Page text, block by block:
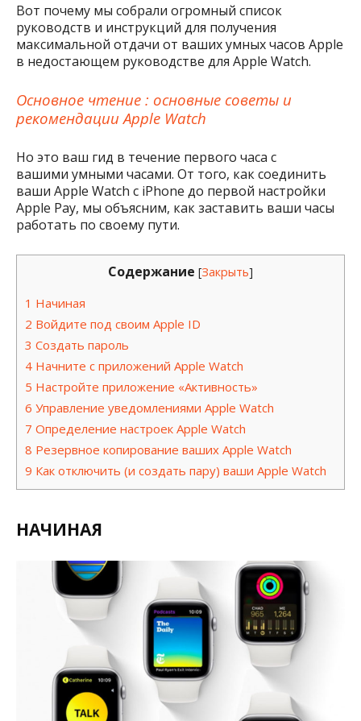
Вот почему мы собрали огромный список
руководств и инструкций для получения
максимальной отдачи от ваших умных часов Apple
в недостающем руководстве для Apple Watch.
Основное чтение : основные советы и
рекомендации Apple Watch
Но это ваш гид в течение первого часа с
вашими умными часами. От того, как соединить
ваши Apple Watch с iPhone до первой настройки
Apple Pay, мы объясним, как заставить ваши часы
работать по своему пути.
Содержание [Закрыть]
1 Начиная
2 Войдите под своим Apple ID
3 Создать пароль
4 Начните с приложений Apple Watch
5 Настройте приложение «Активность»
6 Управление уведомлениями Apple Watch
7 Определение настроек Apple Watch
8 Резервное копирование ваших Apple Watch
9 Как отключить (и создать пару) ваши Apple Watch
НАЧИНАЯ